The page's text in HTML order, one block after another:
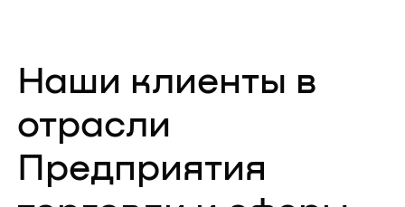
Наши клиенты в
отрасли
Предприятия